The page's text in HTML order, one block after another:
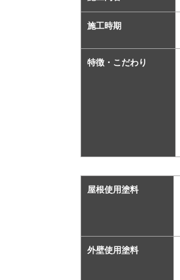
施工時期
特徴・こだわり
屋根使用塗料
外壁使用塗料